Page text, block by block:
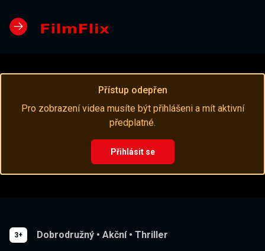
Přístup odepřen
Pro zobrazení videa musíte být přihlášeni a mít aktivní
předplatné.
Přihlásit se
3+ Dobrodružný • Akční • Thriller